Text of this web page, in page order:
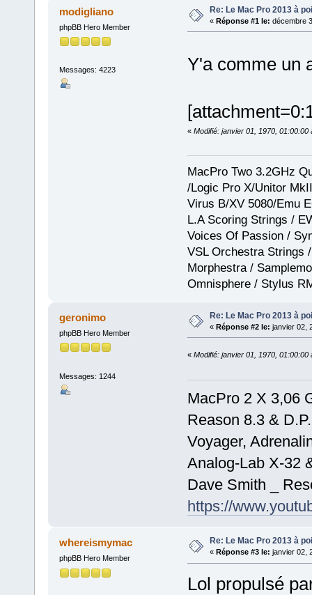
modigliano
phpBB Hero Member
Messages: 4223
Re: Le Mac Pro 2013 à
« Réponse #1 le: décembre
Y'a comme un
« Modifié: janvier 01, 1970, 01:00:00
MacPro Two 3.2GHz
/Logic Pro X/Unitor
Virus B/XV 5080/Emu
L.A Scoring Strings /
Voices Of Passion /
VSL Orchestra Strings
Morphestra /
Omnisphere / Stylus
geronimo
phpBB Hero Member
Messages: 1244
Re: Le Mac Pro 2013 à
« Réponse #2 le: janvier 02,
« Modifié: janvier 01, 1970, 01:00:00
MacPro 2 X 3,06
Reason 8.3 &
Voyager,
Analog-Lab X-32
Dave Smith _
https://
whereismymac
phpBB Hero Member
Re: Le Mac Pro 2013 à
« Réponse #3 le: janvier 02,
Lol propulsé